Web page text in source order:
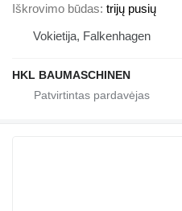
Iškrovimo būdas trijų pusių
Vokietija, Falkenhagen
HKL BAUMASCHINEN